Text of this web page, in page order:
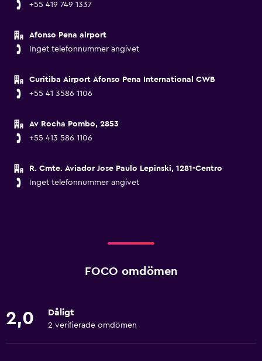
+55 419 749 1337
Afonso Pena airport
Inget telefonnummer angivet
Curitiba Airport Afonso Pena International CWB
+55 41 3586 1106
Av Rocha Pombo, 2853
+55 413 586 1106
R. Cmte. Aviador Jose Paulo Lepinski, 1281-Centro
Inget telefonnummer angivet
FOCO omdömen
2,0 Dåligt
2 verifierade omdömen